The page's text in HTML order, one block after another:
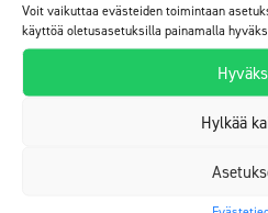
Voit vaikuttaa evästeiden toimintaan
käyttöä oletusasetuksilla painamalla
Hylkää